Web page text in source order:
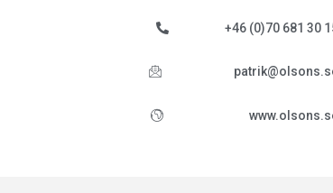
+46 (0)70 681 30